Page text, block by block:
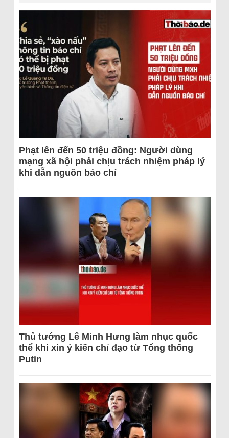
Phạt lên đến 50 triệu đồng: Người dùng
mạng xã hội phải chịu trách nhiệm pháp lý
khi dẫn nguồn báo chí
Thủ tướng Lê Minh Hưng làm nhục quốc
thể khi xin ý kiến chỉ đạo từ Tổng thống
Putin